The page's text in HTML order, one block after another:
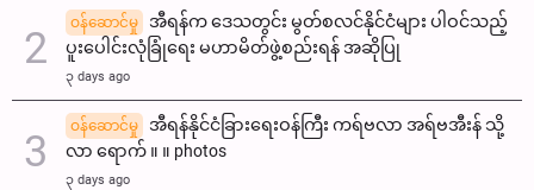
ဝန်ဆောင်မှု
အီရန်က ဒေသတွင်း မွတ်စလင်နိုင်ငံများ ပါဝင်သည့်
ပူးပေါင်းလုံခြုံရေး မဟာမိတ်ဖွဲ့စည်းရန် အဆိုပြု
၃ days ago
ဝန်ဆောင်မှု
အီရန်နိုင်ငံခြားရေးဝန်ကြီး ကရ်ဗလာ အရ်ဗအီးန် သို့
လာ ရောက် ။ ။ photos
၃ days ago